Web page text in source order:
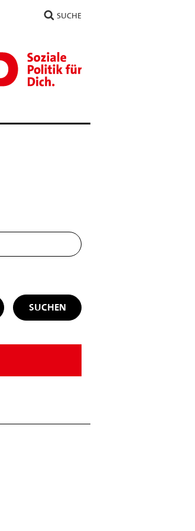
SUCHE
SUCHEN